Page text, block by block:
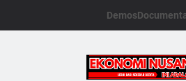
Demos